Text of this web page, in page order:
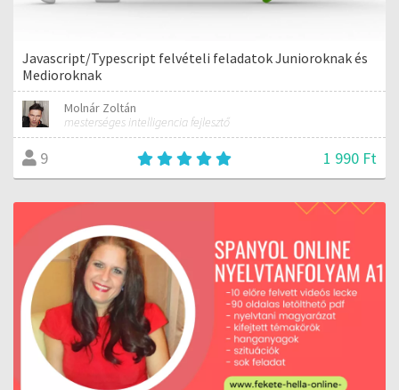
Javascript/Typescript felvételi feladatok Junioroknak és
Medioroknak
Molnár Zoltán
mesterséges intelligencia fejlesztő
9 1 990 Ft